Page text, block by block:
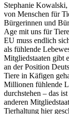
Stephanie
von Menschen für
Bürgerinnen und
Age mit uns für
EU muss endlich
als fühlende
Mitgliedstaaten gibt
an der Position
Tiere in Käfigen
Millionen fühlende
durchstehen – das
anderen
Tierhaltung hier